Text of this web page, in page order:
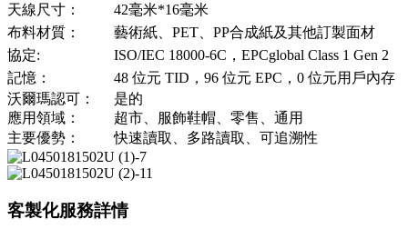
天線尺寸：
42毫米*16毫米
布料材質：
藝術紙、PET、PP合成紙及其他訂製面材
協定:
ISO/IEC 18000-6C，EPCglobal Class 1 Gen 2
記憶：
48 位元 TID，96 位元 EPC，0 位元用戶內存
沃爾瑪認可：
是的
應用領域：
超市、服飾鞋帽、零售、通用
主要優勢：
快速讀取、多路讀取、可追溯性
客製化服務詳情